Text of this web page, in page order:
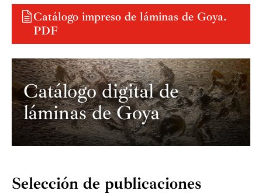
Catálogo impreso de láminas de Goya.
PDF
Catálogo digital de
láminas de Goya
Selección de publicaciones